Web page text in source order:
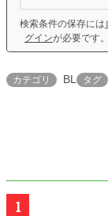
検索条件の保存には
グインが必要です。
カテゴリ BL タグ
1